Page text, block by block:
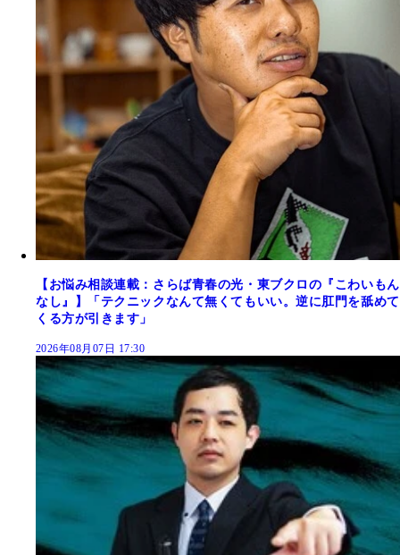
【お悩み相談連載：さらば青春の光・東ブクロの『こわいもん
なし』】「テクニックなんて無くてもいい。逆に肛門を舐めて
くる方が引きます」
2026年08月07日 17:30